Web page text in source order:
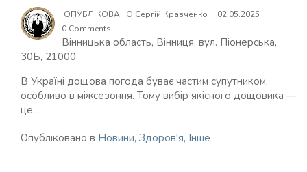
ОПУБЛІКОВАНО Сергій Кравченко
02.05.2025
0 Comments
Вінницька область, Вінниця, вул. Піонерська,
30Б, 21000
В Україні дощова погода буває частим супутником,
особливо в міжсезоння. Тому вибір якісного дощовика —
це...
Опубліковано в Новини, Здоров'я, Інше